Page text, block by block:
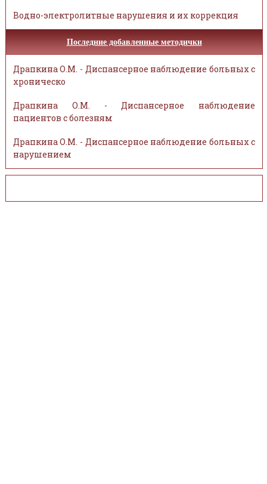
Водно-электролитные нарушения и их коррекция
Последние добавленные методички
Драпкина О.М. - Диспансерное наблюдение больных с
хроническо
Драпкина О.М. - Диспансерное наблюдение
пациентов с болезням
Драпкина О.М. - Диспансерное наблюдение больных с
нарушением